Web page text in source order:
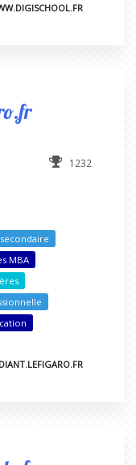
1232
MBA